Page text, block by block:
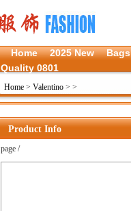
Home 2025 New Bags
Quality 0801
Home > Valentino > >
Product Info
page /